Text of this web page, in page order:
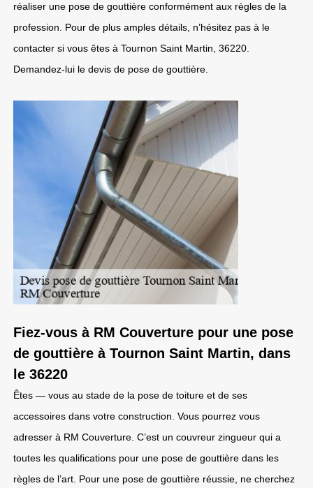
réaliser une pose de gouttière conformément aux règles de la
profession. Pour de plus amples détails, n’hésitez pas à le
contacter si vous êtes à Tournon Saint Martin, 36220.
Demandez-lui le devis de pose de gouttière.
Fiez-vous à RM Couverture pour une pose
de gouttière à Tournon Saint Martin, dans
le 36220
Êtes — vous au stade de la pose de toiture et de ses
accessoires dans votre construction. Vous pourrez vous
adresser à RM Couverture. C’est un couvreur zingueur qui a
toutes les qualifications pour une pose de gouttière dans les
règles de l’art. Pour une pose de gouttière réussie, ne cherchez